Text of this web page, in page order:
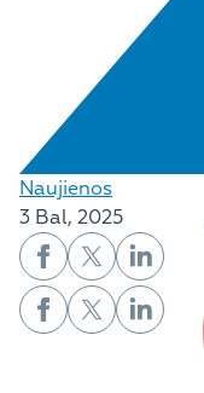
Naujienos
3 Bal, 2025